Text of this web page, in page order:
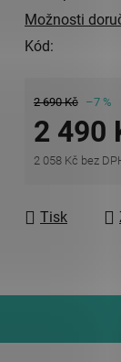
Možnosti
Kód:
2 690 Kč –7 %
2 490
2 058 Kč bez
Tisk